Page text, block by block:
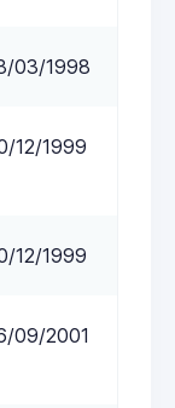
03/1998
12/1999
12/1999
09/2001